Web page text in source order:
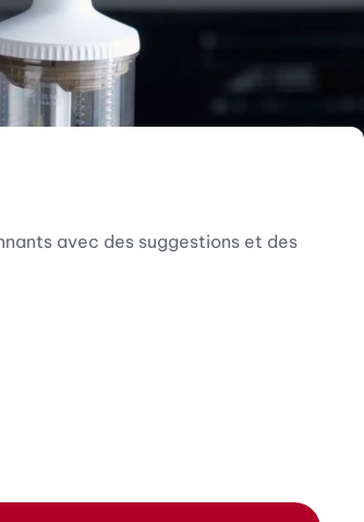
avec des suggestions et des